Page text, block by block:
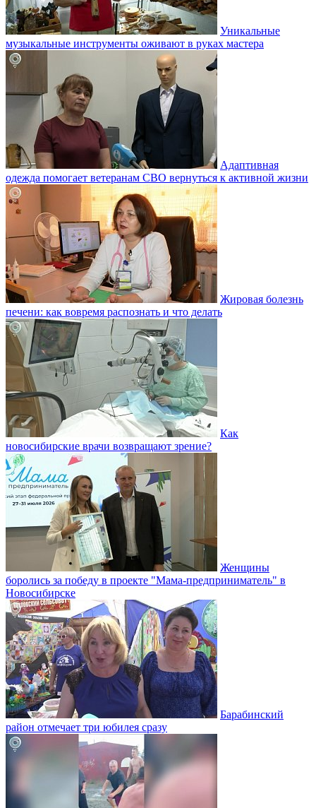
Уникальные
музыкальные инструменты оживают в руках мастера
Адаптивная
одежда помогает ветеранам СВО вернуться к активной жизни
Жировая болезнь
печени: как вовремя распознать и что делать
Как
новосибирские врачи возвращают зрение?
Женщины
боролись за победу в проекте "Мама-предприниматель" в
Новосибирске
Барабинский
район отмечает три юбилея сразу